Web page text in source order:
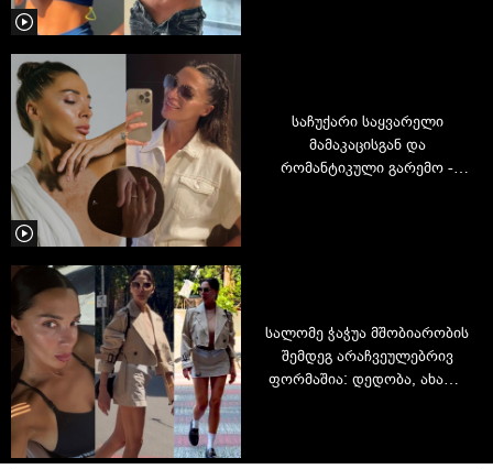
საჩუქარი საყვარელი
მამაკაცისგან და
რომანტიკული გარემო -
სალომე ჭაჭუა მშობიარობის
შემდეგ არაჩვეულებრივ
ფორმაშია: დედობა, ახალი